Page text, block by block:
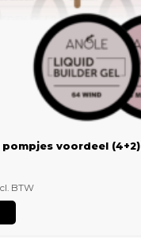
voordeel (4+2)
BTW